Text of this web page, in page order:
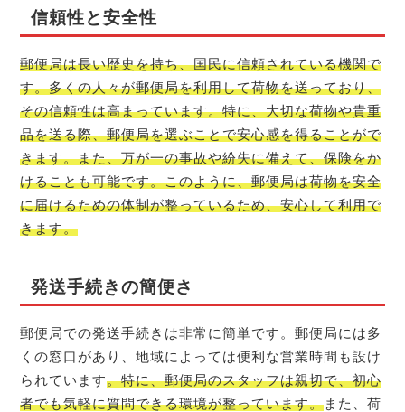
信頼性と安全性
郵便局は長い歴史を持ち、国民に信頼されている機関で
す。多くの人々が郵便局を利用して荷物を送っており、
その信頼性は高まっています。特に、大切な荷物や貴重
品を送る際、郵便局を選ぶことで安心感を得ることがで
きます。また、万が一の事故や紛失に備えて、保険をか
けることも可能です。このように、郵便局は荷物を安全
に届けるための体制が整っているため、安心して利用で
きます。
発送手続きの簡便さ
郵便局での発送手続きは非常に簡単です。郵便局には多
くの窓口があり、地域によっては便利な営業時間も設け
られています。特に、郵便局のスタッフは親切で、初心
者でも気軽に質問できる環境が整っています。また、荷